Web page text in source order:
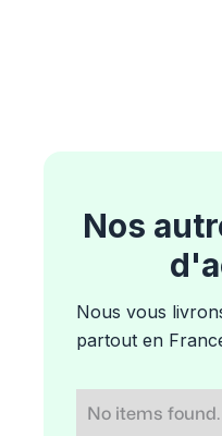
Nos
Nous vous
partout en
No items found.